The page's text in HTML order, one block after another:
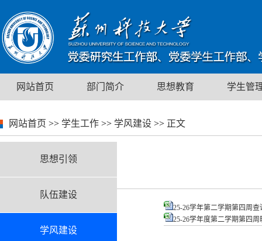
网站首页 部门简介 思想教育 学生管
网站首页 >> 学生工作 >> 学风建设 >> 正文
思想引领
队伍建设
学风建设
25-26学年第二学期第四周查
25-26学年度第二学期第四